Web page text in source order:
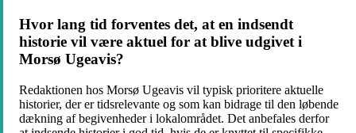
Hvor lang tid forventes det, at en indsendt
historie vil være aktuel for at blive udgivet i
Morsø Ugeavis?
Redaktionen hos Morsø Ugeavis vil typisk prioritere aktuelle
historier, der er tidsrelevante og som kan bidrage til den løbende
dækning af begivenheder i lokalområdet. Det anbefales derfor